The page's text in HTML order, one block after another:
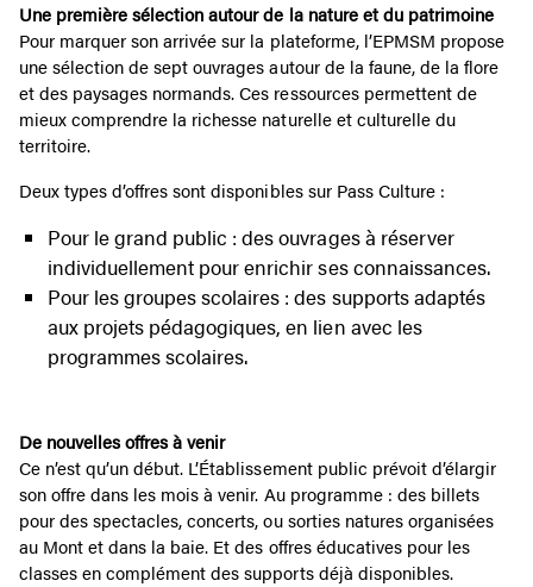
Une première sélection autour de la nature et du patrimoine
Pour marquer son arrivée sur la plateforme, l’EPMSM propose
une sélection de sept ouvrages autour de la faune, de la flore
et des paysages normands. Ces ressources permettent de
mieux comprendre la richesse naturelle et culturelle du
territoire.
Deux types d’offres sont disponibles sur Pass Culture :
Pour le grand public : des ouvrages à réserver
individuellement pour enrichir ses connaissances.
Pour les groupes scolaires : des supports adaptés
aux projets pédagogiques, en lien avec les
programmes scolaires.
De nouvelles offres à venir
Ce n’est qu’un début. L’Établissement public prévoit d’élargir
son offre dans les mois à venir. Au programme : des billets
pour des spectacles, concerts, ou sorties natures organisées
au Mont et dans la baie. Et des offres éducatives pour les
classes en complément des supports déjà disponibles.